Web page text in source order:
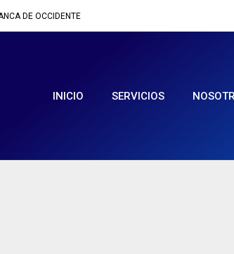
DE OCCIDENTE
INICIO SERVICIOS